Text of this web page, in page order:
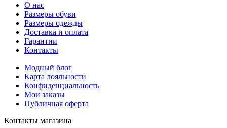
О нас
Размеры обуви
Размеры одежды
Доставка и оплата
Гарантии
Контакты
Модный блог
Карта лояльности
Конфиденциальность
Мои заказы
Публичная оферта
Контакты магазина